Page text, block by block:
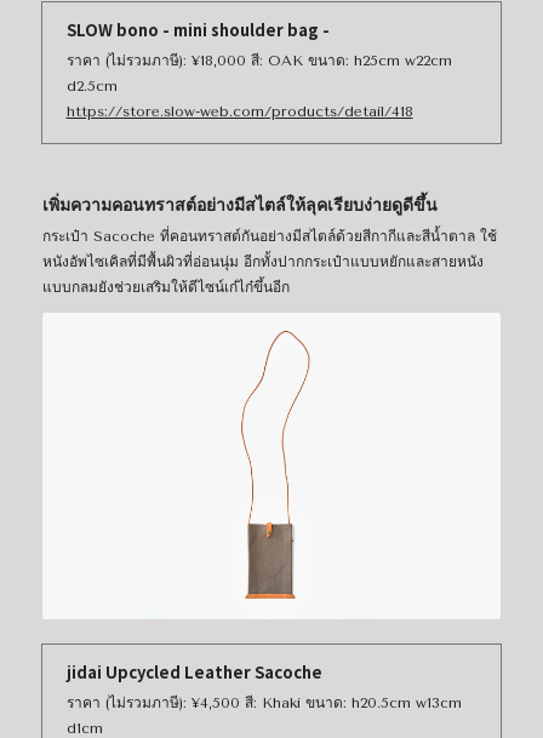
SLOW bono - mini shoulder bag -
ราคา (ไม่รวมภาษี): ¥18,000 สี: OAK ขนาด: h25cm w22cm
d2.5cm
https://store.slow-web.com/products/detail/418
เพิ่มความคอนทราสต์อย่างมีสไตล์ให้ลุคเรียบง่ายดูดีขึ้น
กระเป๋า Sacoche ที่คอนทราสต์กันอย่างมีสไตล์ด้วยสีกากีและสีน้ำตาล ใช้
หนังอัพไซเคิลที่มีพื้นผิวที่อ่อนนุ่ม อีกทั้งปากกระเป๋าแบบหยักและสายหนัง
แบบกลมยังช่วยเสริมให้ดีไซน์เก๋ไก๋ขึ้นอีก
jidai Upcycled Leather Sacoche
ราคา (ไม่รวมภาษี): ¥4,500 สี: Khaki ขนาด: h20.5cm w13cm
d1cm